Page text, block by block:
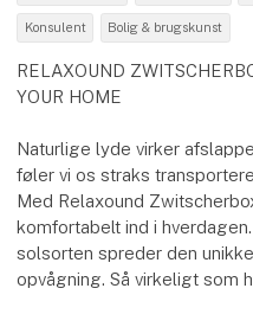
Konsulent Bolig & brugskunst
RELAXOUND
YOUR HOME
Naturlige lyde virker
føler vi os straks
Med Relaxound
komfortabelt ind i
solsorten spreder den
opvågning. Så virkeligt som